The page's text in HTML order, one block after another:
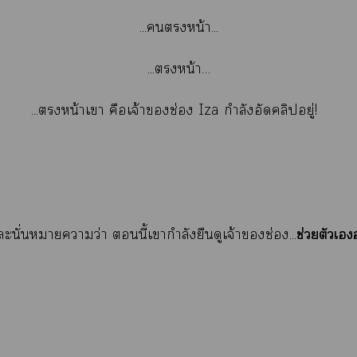
...หน้า...
...หน้า…
...หน้าเา คือเจ้าช่อง Iza กำลังอัดคลิปอยู่!
นั่นหมายความว่า นี้เากำลังยืนดูเจ้าช่อง...ช่วยตัวเ